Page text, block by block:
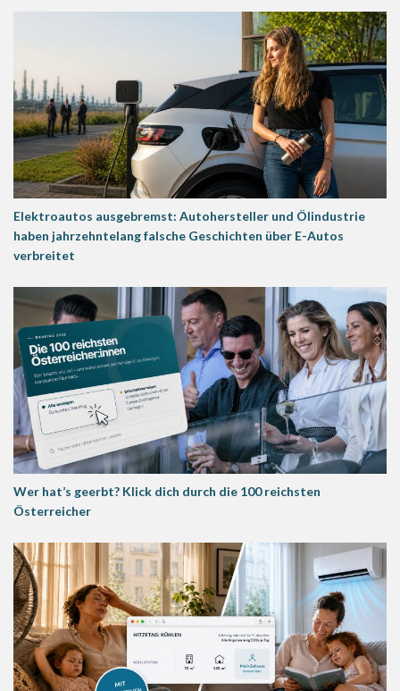
Elektroautos ausgebremst: Autohersteller und Ölindustrie
haben jahrzehntelang falsche Geschichten über E-Autos
verbreitet
Wer hat’s geerbt? Klick dich durch die 100 reichsten
Österreicher